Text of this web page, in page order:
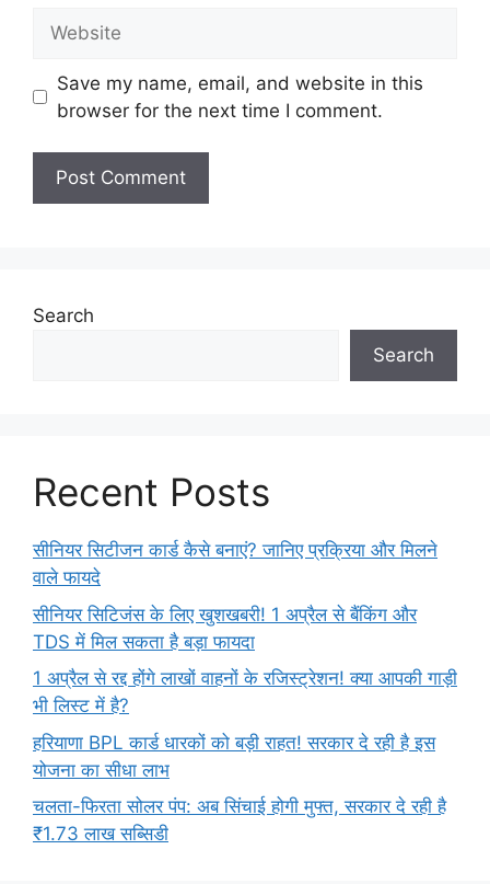
Save my name, email, and website in this
browser for the next time I comment.
Search
Search
Recent Posts
सीनियर सिटीजन कार्ड कैसे बनाएं? जानिए प्रक्रिया और मिलने
वाले फायदे
सीनियर सिटिजंस के लिए खुशखबरी! 1 अप्रैल से बैंकिंग और
TDS में मिल सकता है बड़ा फायदा
1 अप्रैल से रद्द होंगे लाखों वाहनों के रजिस्ट्रेशन! क्या आपकी गाड़ी
भी लिस्ट में है?
हरियाणा BPL कार्ड धारकों को बड़ी राहत! सरकार दे रही है इस
योजना का सीधा लाभ
चलता-फिरता सोलर पंप: अब सिंचाई होगी मुफ्त, सरकार दे रही है
₹1.73 लाख सब्सिडी